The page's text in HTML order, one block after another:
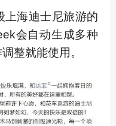
上海迪士尼旅游的
会自动生成多种
整就能使用。